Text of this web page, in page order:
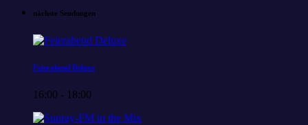
nächste Sendungen
Feierabend Deluxe
16:00 - 18:00